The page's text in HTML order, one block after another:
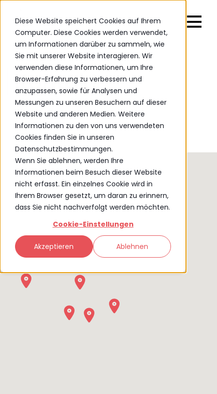
Diese Website speichert Cookies auf Ihrem
Computer. Diese Cookies werden verwendet,
um Informationen darüber zu sammeln, wie
Sie mit unserer Website interagieren. Wir
verwenden diese Informationen, um Ihre
Browser-Erfahrung zu verbessern und
anzupassen, sowie für Analysen und
Messungen zu unseren Besuchern auf dieser
Website und anderen Medien. Weitere
Informationen zu den von uns verwendeten
Cookies finden Sie in unseren
Datenschutzbestimmungen.
Wenn Sie ablehnen, werden Ihre
Informationen beim Besuch dieser Website
nicht erfasst. Ein einzelnes Cookie wird in
Ihrem Browser gesetzt, um daran zu erinnern,
dass Sie nicht nachverfolgt werden möchten.
Cookie-Einstellungen
Akzeptieren Ablehnen
Kontakt